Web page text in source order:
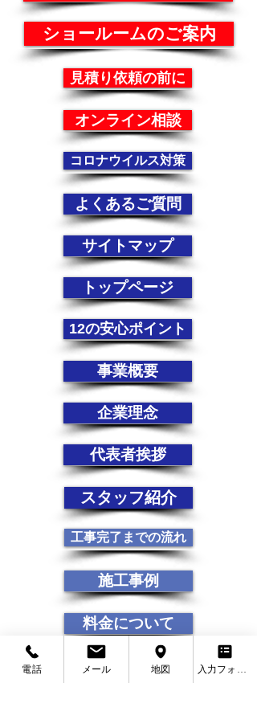
ショールームのご案内
見積り依頼の前に
オンライン相談
コロナウイルス対策
よくあるご質問
サイトマップ
トップページ
12の安心ポイント
事業概要
企業理念
代表者挨拶
スタッフ紹介
工事完了までの流れ
施工事例
料金について
リフォームローン
電話 メール 地図